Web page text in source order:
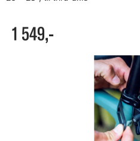
1 549,-